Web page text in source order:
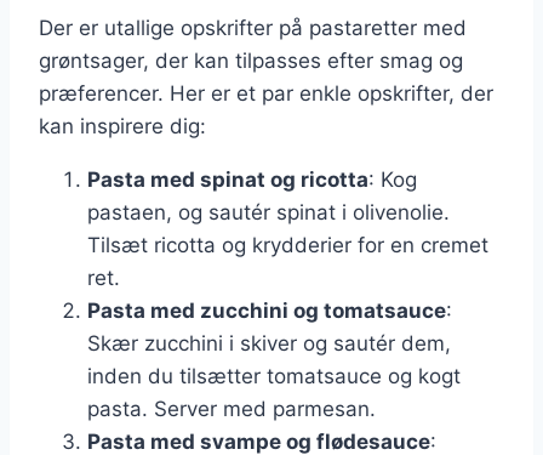
Der er utallige opskrifter på pastaretter med
grøntsager, der kan tilpasses efter smag og
præferencer. Her er et par enkle opskrifter, der
kan inspirere dig:
Pasta med spinat og ricotta: Kog
pastaen, og sautér spinat i olivenolie.
Tilsæt ricotta og krydderier for en cremet
ret.
Pasta med zucchini og tomatsauce:
Skær zucchini i skiver og sautér dem,
inden du tilsætter tomatsauce og kogt
pasta. Server med parmesan.
Pasta med svampe og flødesauce: